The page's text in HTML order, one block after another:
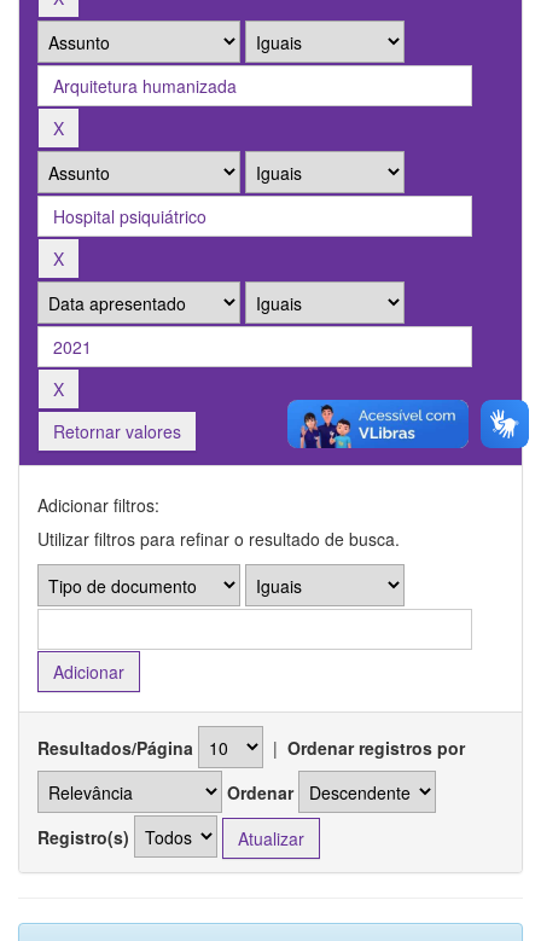
Retornar valores
Adicionar filtros:
Utilizar filtros para refinar o resultado de busca.
Resultados/Página | Ordenar registros por
Ordenar
Registro(s)